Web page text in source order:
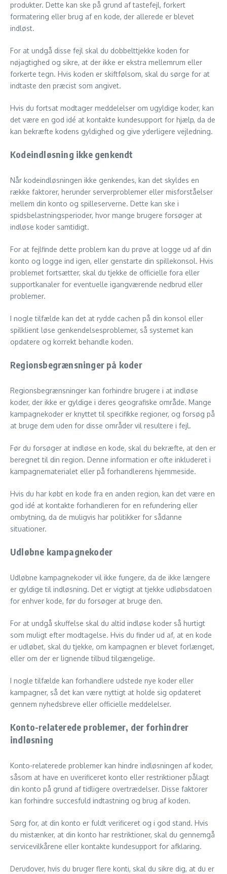
produkter. Dette kan ske på grund af tastefejl, forkert
formatering eller brug af en kode, der allerede er blevet
indløst.
For at undgå disse fejl skal du dobbelttjekke koden for
nøjagtighed og sikre, at der ikke er ekstra mellemrum eller
forkerte tegn. Hvis koden er skiftfølsom, skal du sørge for at
indtaste den præcist som angivet.
Hvis du fortsat modtager meddelelser om ugyldige koder, kan
det være en god idé at kontakte kundesupport for hjælp, da de
kan bekræfte kodens gyldighed og give yderligere vejledning.
Kodeindløsning ikke genkendt
Når kodeindløsningen ikke genkendes, kan det skyldes en
række faktorer, herunder serverproblemer eller misforståelser
mellem din konto og spilleserverne. Dette kan ske i
spidsbelastningsperioder, hvor mange brugere forsøger at
indløse koder samtidigt.
For at fejlfinde dette problem kan du prøve at logge ud af din
konto og logge ind igen, eller genstarte din spillekonsol. Hvis
problemet fortsætter, skal du tjekke de officielle fora eller
supportkanaler for eventuelle igangværende nedbrud eller
problemer.
I nogle tilfælde kan det at rydde cachen på din konsol eller
spilklient løse genkendelsesproblemer, så systemet kan
opdatere og korrekt behandle koden.
Regionsbegrænsninger på koder
Regionsbegrænsninger kan forhindre brugere i at indløse
koder, der ikke er gyldige i deres geografiske område. Mange
kampagnekoder er knyttet til specifikke regioner, og forsøg på
at bruge dem uden for disse områder vil resultere i fejl.
Før du forsøger at indløse en kode, skal du bekræfte, at den er
beregnet til din region. Denne information er ofte inkluderet i
kampagnematerialet eller på forhandlerens hjemmeside.
Hvis du har købt en kode fra en anden region, kan det være en
god idé at kontakte forhandleren for en refundering eller
ombytning, da de muligvis har politikker for sådanne
situationer.
Udløbne kampagnekoder
Udløbne kampagnekoder vil ikke fungere, da de ikke længere
er gyldige til indløsning. Det er vigtigt at tjekke udløbsdatoen
for enhver kode, før du forsøger at bruge den.
For at undgå skuffelse skal du altid indløse koder så hurtigt
som muligt efter modtagelse. Hvis du finder ud af, at en kode
er udløbet, skal du tjekke, om kampagnen er blevet forlænget,
eller om der er lignende tilbud tilgængelige.
I nogle tilfælde kan forhandlere udstede nye koder eller
kampagner, så det kan være nyttigt at holde sig opdateret
gennem nyhedsbreve eller officielle meddelelser.
Konto-relaterede problemer, der forhindrer
indløsning
Konto-relaterede problemer kan hindre indløsningen af koder,
såsom at have en uverificeret konto eller restriktioner pålagt
din konto på grund af tidligere overtrædelser. Disse faktorer
kan forhindre succesfuld indtastning og brug af koden.
Sørg for, at din konto er fuldt verificeret og i god stand. Hvis
du mistænker, at din konto har restriktioner, skal du gennemgå
servicevilkårene eller kontakte kundesupport for afklaring.
Derudover, hvis du bruger flere konti, skal du sikre dig, at du er